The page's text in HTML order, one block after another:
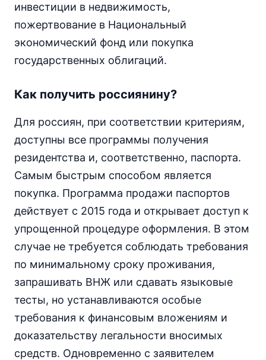
инвестиции в недвижимость,
пожертвование в Национальный
экономический фонд или покупка
государственных облигаций.
Как получить россиянину?
Для россиян, при соответствии критериям,
доступны все программы получения
резидентства и, соответственно, паспорта.
Самым быстрым способом является
покупка. Программа продажи паспортов
действует с 2015 года и открывает доступ к
упрощенной процедуре оформления. В этом
случае не требуется соблюдать требования
по минимальному сроку проживания,
запрашивать ВНЖ или сдавать языковые
тесты, но устанавливаются особые
требования к финансовым вложениям и
доказательству легальности вносимых
средств. Одновременно с заявителем